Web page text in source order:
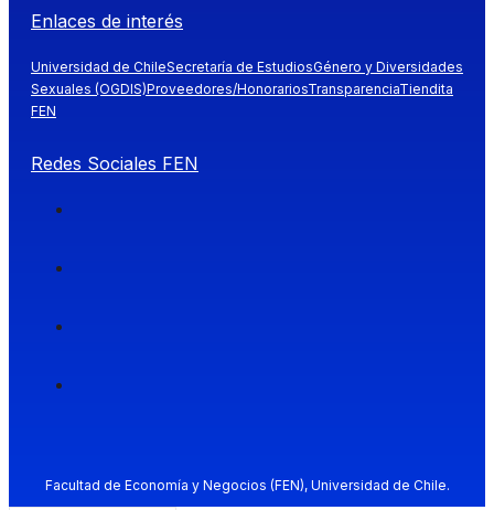
Enlaces de interés
Universidad de ChileSecretaría de EstudiosGénero y Diversidades
Sexuales (OGDIS)Proveedores/HonorariosTransparenciaTiendita
FEN
Redes Sociales FEN
Facultad de Economía y Negocios (FEN), Universidad de Chile.